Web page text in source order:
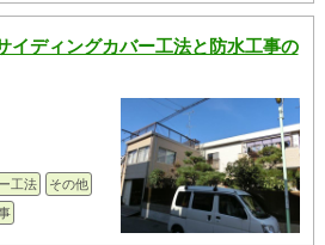
イディングカバー工法と防水工事の
工法
その他